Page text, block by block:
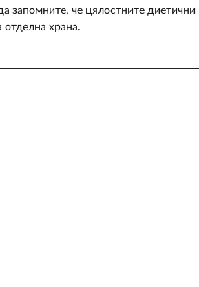
запомните, че цялостните
отделна храна.